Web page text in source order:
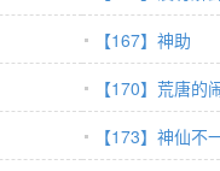
【167】神助
【170】荒唐的
【173】神仙不